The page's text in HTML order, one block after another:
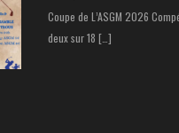
Coupe de L’ASGM 2026
deux sur 18 […]